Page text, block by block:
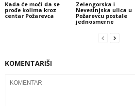
Kada će moći da se
prođe kolima kroz
centar Požarevca
Zelengorska i
Nevesinjska ulica u
Požarevcu postale
jednosmerne
KOMENTARIŠI